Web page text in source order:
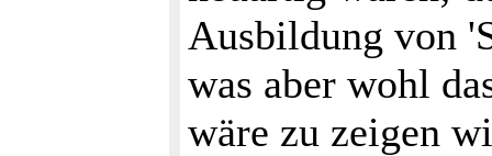
Ausbildung von
was aber wohl
wäre zu zeigen